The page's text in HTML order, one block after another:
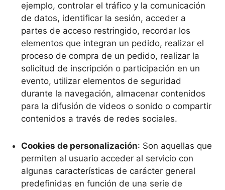
ejemplo, controlar el tráfico y la comunicación
de datos, identificar la sesión, acceder a
partes de acceso restringido, recordar los
elementos que integran un pedido, realizar el
proceso de compra de un pedido, realizar la
solicitud de inscripción o participación en un
evento, utilizar elementos de seguridad
durante la navegación, almacenar contenidos
para la difusión de videos o sonido o compartir
contenidos a través de redes sociales.
Cookies de personalización: Son aquellas que
permiten al usuario acceder al servicio con
algunas características de carácter general
predefinidas en función de una serie de